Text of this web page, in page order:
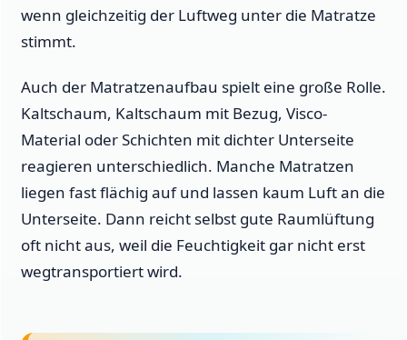
wenn gleichzeitig der Luftweg unter die Matratze
stimmt.
Auch der Matratzenaufbau spielt eine große Rolle.
Kaltschaum, Kaltschaum mit Bezug, Visco-
Material oder Schichten mit dichter Unterseite
reagieren unterschiedlich. Manche Matratzen
liegen fast flächig auf und lassen kaum Luft an die
Unterseite. Dann reicht selbst gute Raumlüftung
oft nicht aus, weil die Feuchtigkeit gar nicht erst
wegtransportiert wird.